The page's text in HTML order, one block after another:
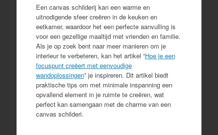
Een canvas schilderij kan een warme en
uitnodigende sfeer creëren in de keuken en
eetkamer, waardoor het een perfecte aanvulling is
voor een gezellige maaltijd met vrienden en familie.
Als je op zoek bent naar meer manieren om je
interieur te verbeteren, kan het artikel “Hoe je een
focuspunt creëert met eenvoudige
wandoplossingen” je inspireren. Dit artikel biedt
praktische tips om met minimale inspanning een
opvallend element in je ruimte te creëren, wat
perfect kan samengaan met de charme van een
canvas schilderi.